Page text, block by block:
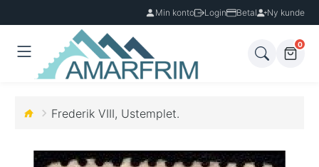
Min konto Login Betal Ny kunde
0
Frederik VIII, Ustemplet.